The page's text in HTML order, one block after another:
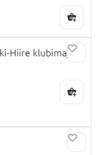
Hiire klubimaja